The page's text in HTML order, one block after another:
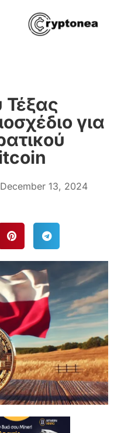
Τέξας
για
December 13, 2024